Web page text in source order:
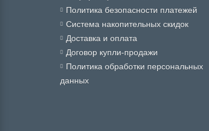
Политика безопасности платежей
Система накопительных скидок
Доставка и оплата
Договор купли-продажи
Политика обработки персональных
данных